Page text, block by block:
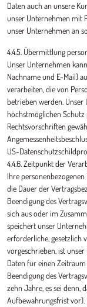
Daten auch an unsere
unser Unternehmen mit
unser Unternehmen an
4.4.5. Übermittlung
Unser Unternehmen
Nachname und E-Mail)
verarbeiten, die von
betrieben werden. Unser
höchstmöglichen Schutz
Rechtsvorschriften
US-
4.4.6. Zeitpunkt der
Ihre
die Dauer der
Beendigung des
sich aus oder im
speichert unser
erforderliche, gesetzlich
vorgeschrieben, ist
Daten für einen
Beendigung des
zehn Jahre, es sei denn,
Aufbewahrungsfrist vor).